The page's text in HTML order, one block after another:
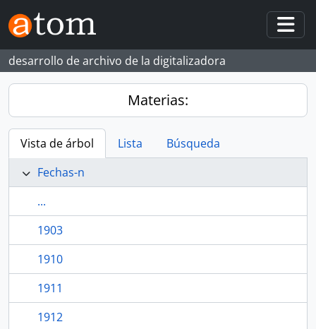
Skip to main content
desarrollo de archivo de la digitalizadora
Materias:
Vista de árbol Lista
Búsqueda
Fechas-n
...
1903
1910
1911
1912